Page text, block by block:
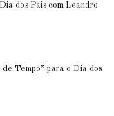
dos Pais com Leandro
de Tempo” para o Dia dos